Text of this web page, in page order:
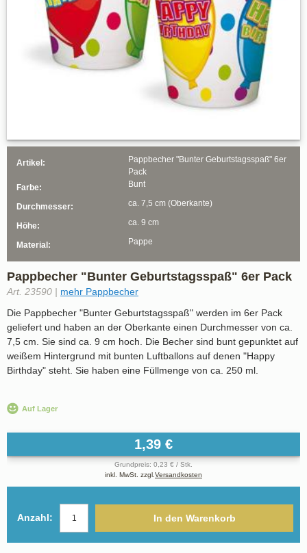
Pappbecher "Bunter Geburtstagsspaß" 6er Pack
Art. 23590 | mehr Pappbecher
Die Pappbecher "Bunter Geburtstagsspaß" werden im 6er Pack
geliefert und haben an der Oberkante einen Durchmesser von ca.
7,5 cm. Sie sind ca. 9 cm hoch. Die Becher sind bunt gepunktet auf
weißem Hintergrund mit bunten Luftballons auf denen "Happy
Birthday" steht. Sie haben eine Füllmenge von ca. 250 ml.
Auf Lager
1,39 €
Grundpreis: 0,23 € / Stk.
inkl. MwSt. zzgl. Versandkosten
Anzahl: In den Warenkorb
Artikel:
Pappbecher "Bunter Geburtstagsspaß" 6er
Pack
Farbe:
Bunt
Durchmesser: ca. 7,5 cm (Oberkante)
Höhe: ca. 9 cm
Material: Pappe